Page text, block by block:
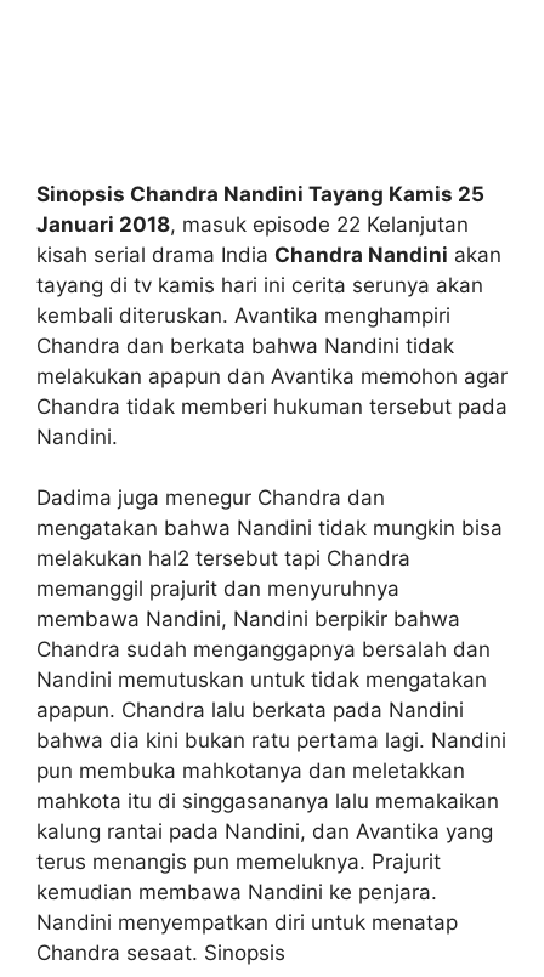
Sinopsis Chandra Nandini Tayang Kamis 25
Januari 2018, masuk episode 22 Kelanjutan
kisah serial drama India Chandra Nandini akan
tayang di tv kamis hari ini cerita serunya akan
kembali diteruskan. Avantika menghampiri
Chandra dan berkata bahwa Nandini tidak
melakukan apapun dan Avantika memohon agar
Chandra tidak memberi hukuman tersebut pada
Nandini.
Dadima juga menegur Chandra dan
mengatakan bahwa Nandini tidak mungkin bisa
melakukan hal2 tersebut tapi Chandra
memanggil prajurit dan menyuruhnya
membawa Nandini, Nandini berpikir bahwa
Chandra sudah menganggapnya bersalah dan
Nandini memutuskan untuk tidak mengatakan
apapun. Chandra lalu berkata pada Nandini
bahwa dia kini bukan ratu pertama lagi. Nandini
pun membuka mahkotanya dan meletakkan
mahkota itu di singgasananya lalu memakaikan
kalung rantai pada Nandini, dan Avantika yang
terus menangis pun memeluknya. Prajurit
kemudian membawa Nandini ke penjara.
Nandini menyempatkan diri untuk menatap
Chandra sesaat. Sinopsis